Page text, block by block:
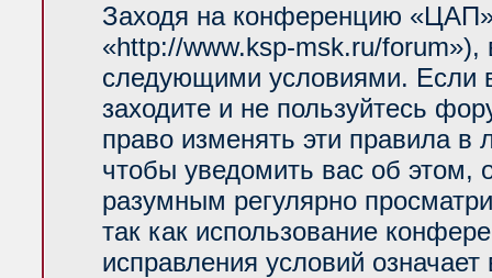
Заходя на конференцию
«http://www.ksp-msk.ru/forum»),
следующими условиями. Если
заходите и не пользуйтесь
право изменять эти правила
чтобы уведомить вас об
разумным регулярно
так как использование
исправления условий